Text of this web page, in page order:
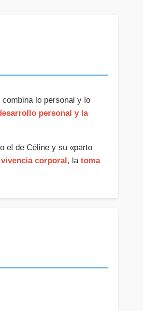
lo personal y lo
personal y la
el de Céline y su «parto
vivencia corporal, la toma